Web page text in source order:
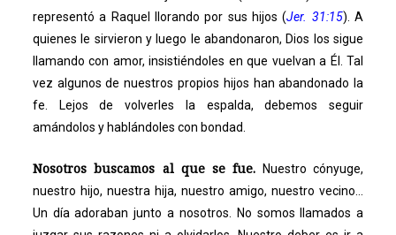
representó a Raquel llorando por sus hijos (Jer. 31:15). A
quienes le sirvieron y luego le abandonaron, Dios los sigue
llamando con amor, insistiéndoles en que vuelvan a Él. Tal
vez algunos de nuestros propios hijos han abandonado la
fe. Lejos de volverles la espalda, debemos seguir
amándolos y hablándoles con bondad.
Nosotros buscamos al que se fue. Nuestro cónyuge,
nuestro hijo, nuestra hija, nuestro amigo, nuestro vecino…
Un día adoraban junto a nosotros. No somos llamados a